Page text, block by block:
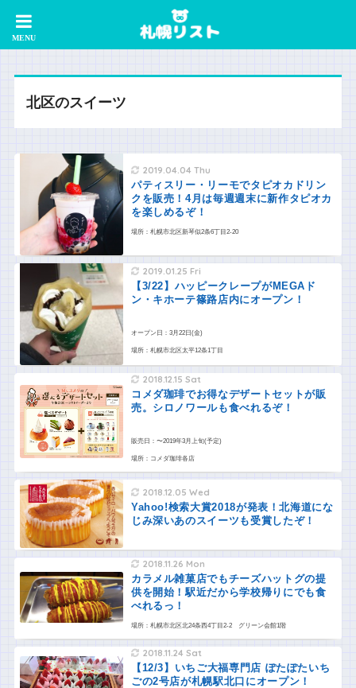
北区のスイーツ
2019.04.04 Thu
パティスリー・リーモでタピオカドリン
クを販売！4月は毎週週末に新作タピオカ
を楽しめるぞ！
場所：札幌市北区新琴似2条6丁目2-20
2019.01.25 Fri
【3/22】ハッピークレープがMEGAド
ン・キホーテ篠路店内にオープン！
オープン日：3月22日(金)
場所：札幌市北区太平12条1丁目
2018.12.15 Sat
コメダ珈琲でお得なデザートセットが販
売。シロノワールも食べれるぞ！
販売日：〜2019年3月上旬(予定)
場所：コメダ珈琲各店
2018.12.05 Wed
Yahoo!検索大賞2018が発表！北海道にな
じみ深いあのスイーツも受賞したぞ！
2018.11.26 Mon
カラメル雑菓店でもチーズハットグの提
供を開始！駅近だから学校帰りにでも食
べれるっ！
場所：札幌市北区北24条西4丁目2-2 グリーン会館1階
2018.11.24 Sat
【12/3】いちご大福専門店 ぽたぽたいち
ごの2号店が札幌駅北口にオープン！